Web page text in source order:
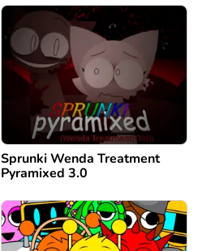
Sprunki Wenda Treatment
Pyramixed 3.0